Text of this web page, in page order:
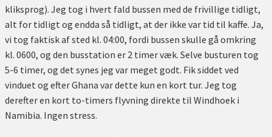
kliksprog). Jeg tog i hvert fald bussen med de frivillige tidligt,
alt for tidligt og endda så tidligt, at der ikke var tid til kaffe. Ja,
vi tog faktisk af sted kl. 04:00, fordi bussen skulle gå omkring
kl. 0600, og den busstation er 2 timer væk. Selve busturen tog
5-6 timer, og det synes jeg var meget godt. Fik siddet ved
vinduet og efter Ghana var dette kun en kort tur. Jeg tog
derefter en kort to-timers flyvning direkte til Windhoek i
Namibia. Ingen stress.